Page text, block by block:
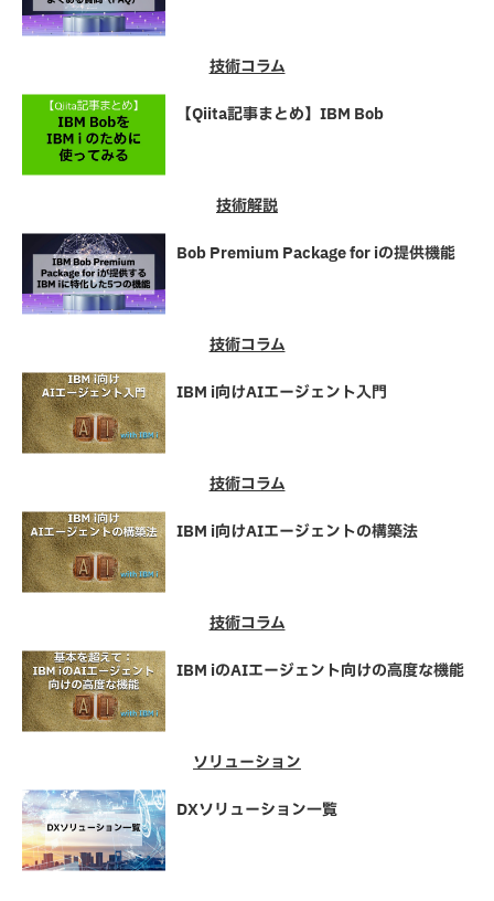
技術コラム
【Qiita記事まとめ】IBM Bob
技術解説
Bob Premium Package for iの提供機能
技術コラム
IBM i向けAIエージェント入門
技術コラム
IBM i向けAIエージェントの構築法
技術コラム
IBM iのAIエージェント向けの高度な機能
ソリューション
DXソリューション一覧